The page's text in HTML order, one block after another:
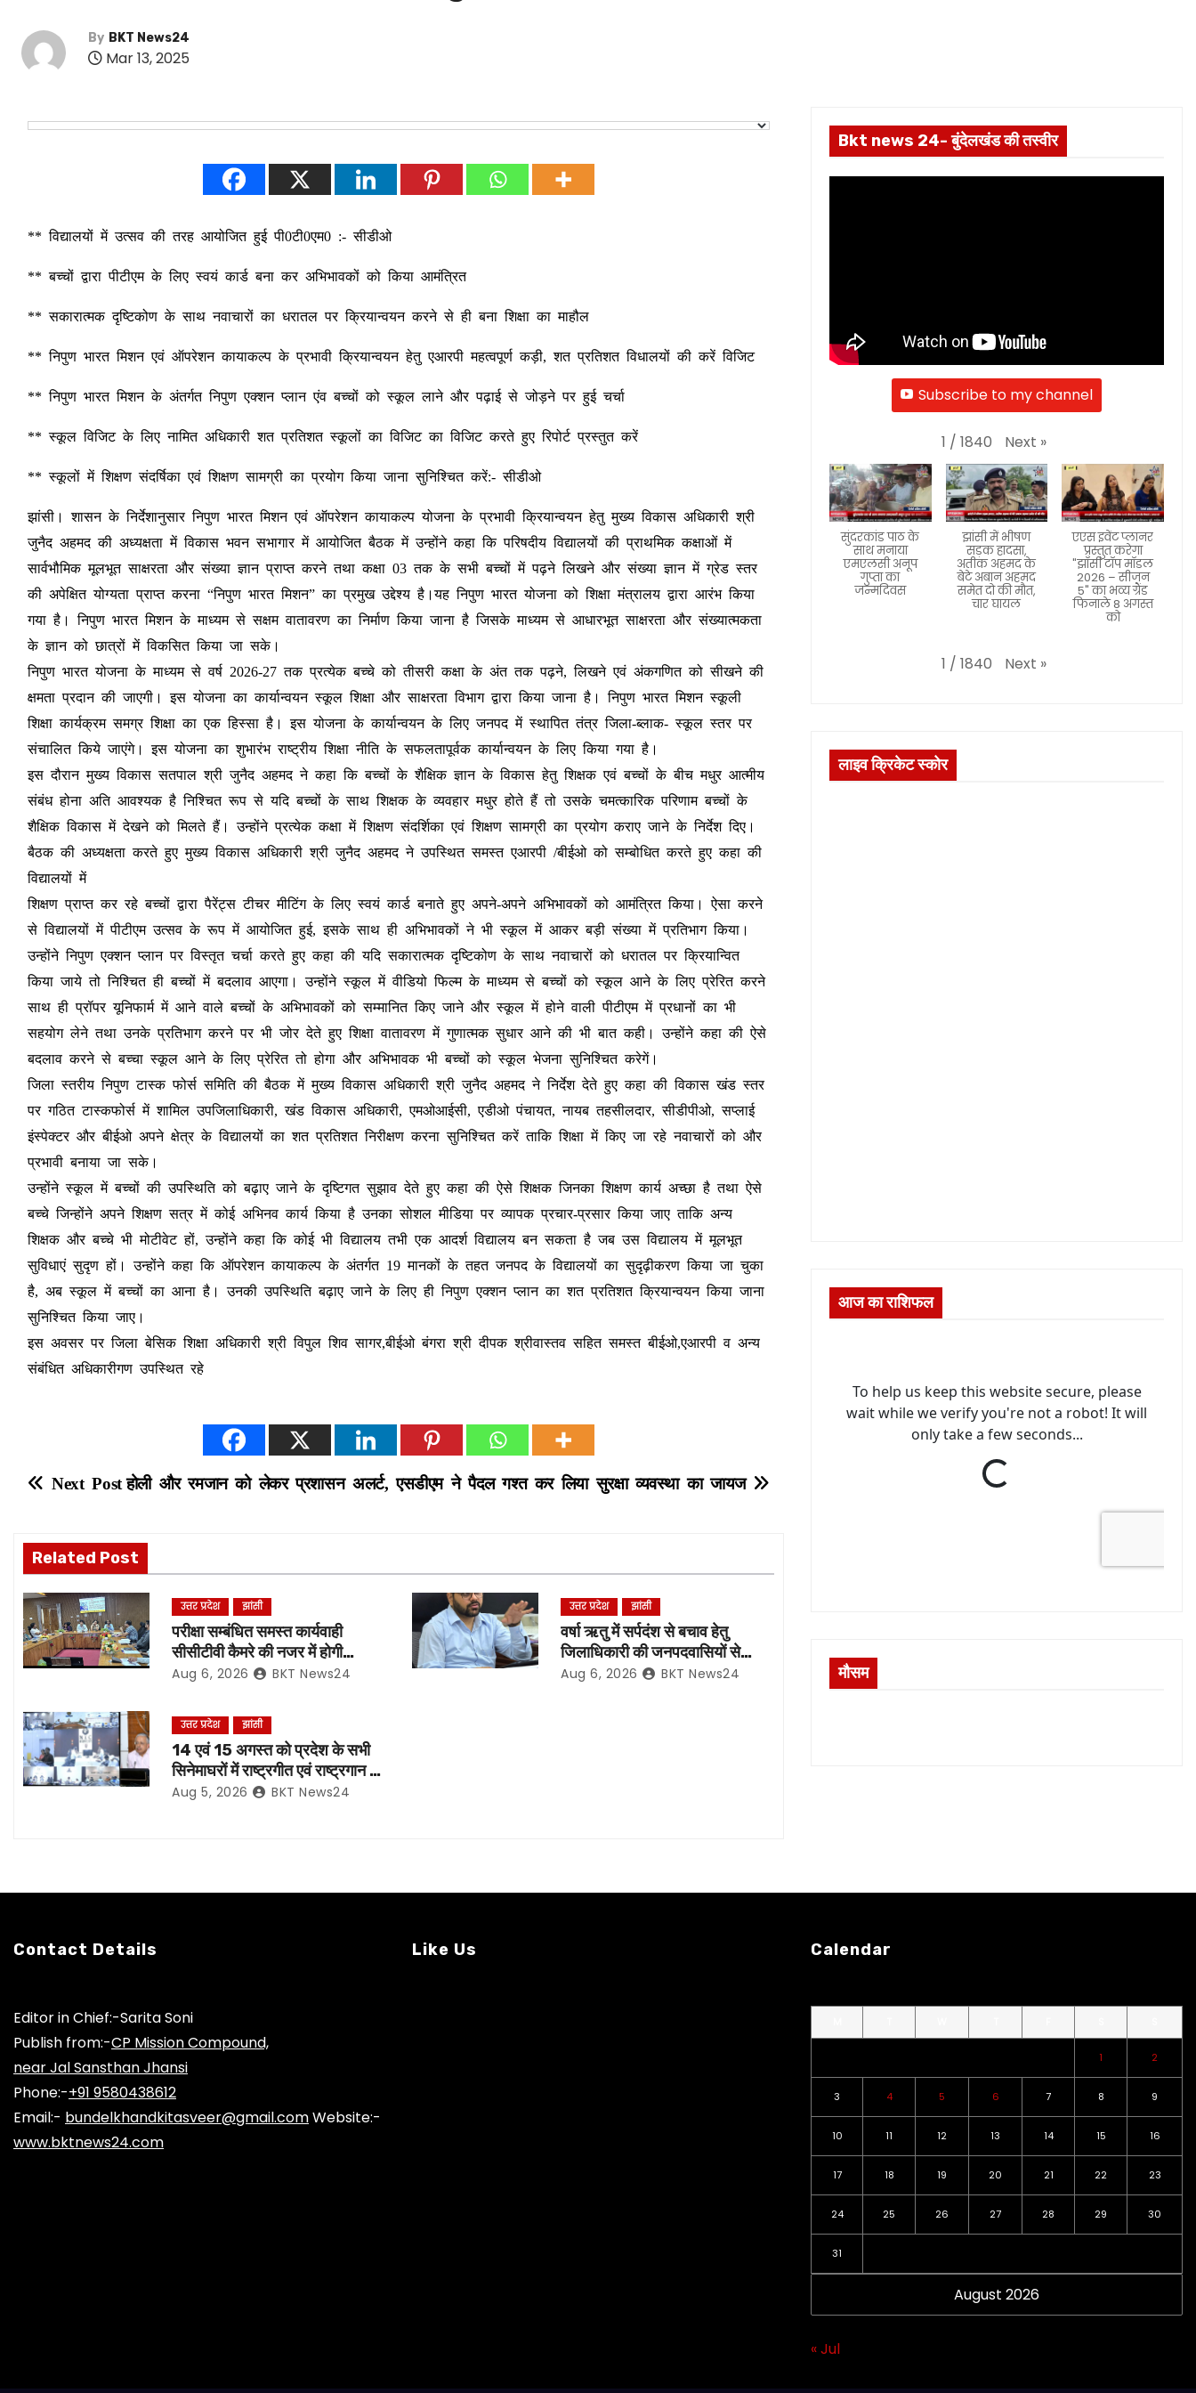
By BKT News24
Mar 13, 2025
** विद्यालयों में उत्सव की तरह आयोजित हुई पी0टी0एम0 :- सीडीओ
** बच्चों द्वारा पीटीएम के लिए स्वयं कार्ड बना कर अभिभावकों को किया आमंत्रित
** सकारात्मक दृष्टिकोण के साथ नवाचारों का धरातल पर क्रियान्वयन करने से ही बना शिक्षा का माहौल
** निपुण भारत मिशन एवं ऑपरेशन कायाकल्प के प्रभावी क्रियान्वयन हेतु एआरपी महत्वपूर्ण कड़ी, शत प्रतिशत विधालयों की करें विजिट
** निपुण भारत मिशन के अंतर्गत निपुण एक्शन प्लान एंव बच्चों को स्कूल लाने और पढ़ाई से जोड़ने पर हुई चर्चा
** स्कूल विजिट के लिए नामित अधिकारी शत प्रतिशत स्कूलों का विजिट का विजिट करते हुए रिपोर्ट प्रस्तुत करें
** स्कूलों में शिक्षण संदर्षिका एवं शिक्षण सामग्री का प्रयोग किया जाना सुनिश्चित करें:- सीडीओ
झांसी। शासन के निर्देशानुसार निपुण भारत मिशन एवं ऑपरेशन कायाकल्प योजना के प्रभावी क्रियान्वयन हेतु मुख्य विकास अधिकारी श्री
जुनैद अहमद की अध्यक्षता में विकास भवन सभागार में आयोजित बैठक में उन्होंने कहा कि परिषदीय विद्यालयों की प्राथमिक कक्षाओं में
सार्वभौमिक मूलभूत साक्षरता और संख्या ज्ञान प्राप्त करने तथा कक्षा 03 तक के सभी बच्चों में पढ़ने लिखने और संख्या ज्ञान में ग्रेड स्तर
की अपेक्षित योग्यता प्राप्त करना “निपुण भारत मिशन” का प्रमुख उद्देश्य है।यह निपुण भारत योजना को शिक्षा मंत्रालय द्वारा आरंभ किया
गया है। निपुण भारत मिशन के माध्यम से सक्षम वातावरण का निर्माण किया जाना है जिसके माध्यम से आधारभूत साक्षरता और संख्यात्मकता
के ज्ञान को छात्रों में विकसित किया जा सके।
निपुण भारत योजना के माध्यम से वर्ष 2026-27 तक प्रत्येक बच्चे को तीसरी कक्षा के अंत तक पढ़ने, लिखने एवं अंकगणित को सीखने की
क्षमता प्रदान की जाएगी। इस योजना का कार्यान्वयन स्कूल शिक्षा और साक्षरता विभाग द्वारा किया जाना है। निपुण भारत मिशन स्कूली
शिक्षा कार्यक्रम समग्र शिक्षा का एक हिस्सा है। इस योजना के कार्यान्वयन के लिए जनपद में स्थापित तंत्र जिला-ब्लाक- स्कूल स्तर पर
संचालित किये जाएंगे। इस योजना का शुभारंभ राष्ट्रीय शिक्षा नीति के सफलतापूर्वक कार्यान्वयन के लिए किया गया है।
इस दौरान मुख्य विकास सतपाल श्री जुनैद अहमद ने कहा कि बच्चों के शैक्षिक ज्ञान के विकास हेतु शिक्षक एवं बच्चों के बीच मधुर आत्मीय
संबंध होना अति आवश्यक है निश्चित रूप से यदि बच्चों के साथ शिक्षक के व्यवहार मधुर होते हैं तो उसके चमत्कारिक परिणाम बच्चों के
शैक्षिक विकास में देखने को मिलते हैं। उन्होंने प्रत्येक कक्षा में शिक्षण संदर्शिका एवं शिक्षण सामग्री का प्रयोग कराए जाने के निर्देश दिए।
बैठक की अध्यक्षता करते हुए मुख्य विकास अधिकारी श्री जुनैद अहमद ने उपस्थित समस्त एआरपी /बीईओ को सम्बोधित करते हुए कहा की
विद्यालयों में
शिक्षण प्राप्त कर रहे बच्चों द्वारा पैरेंट्स टीचर मीटिंग के लिए स्वयं कार्ड बनाते हुए अपने-अपने अभिभावकों को आमंत्रित किया। ऐसा करने
से विद्यालयों में पीटीएम उत्सव के रूप में आयोजित हुई, इसके साथ ही अभिभावकों ने भी स्कूल में आकर बड़ी संख्या में प्रतिभाग किया।
उन्होंने निपुण एक्शन प्लान पर विस्तृत चर्चा करते हुए कहा की यदि सकारात्मक दृष्टिकोण के साथ नवाचारों को धरातल पर क्रियान्वित
किया जाये तो निश्चित ही बच्चों में बदलाव आएगा। उन्होंने स्कूल में वीडियो फिल्म के माध्यम से बच्चों को स्कूल आने के लिए प्रेरित करने
साथ ही प्रॉपर यूनिफार्म में आने वाले बच्चों के अभिभावकों को सम्मानित किए जाने और स्कूल में होने वाली पीटीएम में प्रधानों का भी
सहयोग लेने तथा उनके प्रतिभाग करने पर भी जोर देते हुए शिक्षा वातावरण में गुणात्मक सुधार आने की भी बात कही। उन्होंने कहा की ऐसे
बदलाव करने से बच्चा स्कूल आने के लिए प्रेरित तो होगा और अभिभावक भी बच्चों को स्कूल भेजना सुनिश्चित करेगें।
जिला स्तरीय निपुण टास्क फोर्स समिति की बैठक में मुख्य विकास अधिकारी श्री जुनैद अहमद ने निर्देश देते हुए कहा की विकास खंड स्तर
पर गठित टास्कफोर्स में शामिल उपजिलाधिकारी, खंड विकास अधिकारी, एमओआईसी, एडीओ पंचायत, नायब तहसीलदार, सीडीपीओ, सप्लाई
इंस्पेक्टर और बीईओ अपने क्षेत्र के विद्यालयों का शत प्रतिशत निरीक्षण करना सुनिश्चित करें ताकि शिक्षा में किए जा रहे नवाचारों को और
प्रभावी बनाया जा सके।
उन्होंने स्कूल में बच्चों की उपस्थिति को बढ़ाए जाने के दृष्टिगत सुझाव देते हुए कहा की ऐसे शिक्षक जिनका शिक्षण कार्य अच्छा है तथा ऐसे
बच्चे जिन्होंने अपने शिक्षण सत्र में कोई अभिनव कार्य किया है उनका सोशल मीडिया पर व्यापक प्रचार-प्रसार किया जाए ताकि अन्य
शिक्षक और बच्चे भी मोटीवेट हों, उन्होंने कहा कि कोई भी विद्यालय तभी एक आदर्श विद्यालय बन सकता है जब उस विद्यालय में मूलभूत
सुविधाएं सुदृण हों। उन्होंने कहा कि ऑपरेशन कायाकल्प के अंतर्गत 19 मानकों के तहत जनपद के विद्यालयों का सुदृढ़ीकरण किया जा चुका
है, अब स्कूल में बच्चों का आना है। उनकी उपस्थिति बढ़ाए जाने के लिए ही निपुण एक्शन प्लान का शत प्रतिशत क्रियान्वयन किया जाना
सुनिश्चित किया जाए।
इस अवसर पर जिला बेसिक शिक्षा अधिकारी श्री विपुल शिव सागर,बीईओ बंगरा श्री दीपक श्रीवास्तव सहित समस्त बीईओ,एआरपी व अन्य
संबंधित अधिकारीगण उपस्थित रहे
P
s
t
n
a
v
i
g
i
o
होली और रमजान को लेकर प्रशासन अलर्ट, एसडीएम ने पैदल गश्त कर लिया सुरक्षा व्यवस्था का जायज
Next Post
Related Post
उत्तर प्रदेश झांसी
परीक्षा सम्बंधित समस्त कार्यवाही
सीसीटीवी कैमरे की नजर में होगी
संपादित, रिकॉर्डिंग भी रहेगी सुरक्षित:-
Aug 6, 2026 BKT News24
उत्तर प्रदेश झांसी
वर्षा ऋतु में सर्पदंश से बचाव हेतु
जिलाधिकारी की जनपदवासियों से
अपील*
Aug 6, 2026 BKT News24
उत्तर प्रदेश झांसी
14 एवं 15 अगस्त को प्रदेश के सभी
सिनेमाघरों में राष्ट्रगीत एवं राष्ट्रगान का
हो अनिवार्य प्रसारण:- मुख्य सचिव*
Aug 5, 2026 BKT News24
Bkt news 24- बुंदेलखंड की तस्वीर
Subscribe to my channel
1 / 1840 Next »
सुंदरकांड पाठ के
साथ मनाया
एमएलसी अनूप
गुप्ता का
जन्मदिवस
झांसी में भीषण
सड़क हादसा,
अतीक अहमद के
बेटे अबान अहमद
समेत दो की मौत,
चार घायल
एएस इवेंट प्लानर
प्रस्तुत करेगा
"झाँसी टॉप मॉडल
2026 – सीजन
5" का भव्य ग्रैंड
फिनाले 8 अगस्त
को
1 / 1840 Next »
लाइव क्रिकेट स्कोर
आज का राशिफल
मौसम
Contact Details
Editor in Chief:-Sarita Soni
Publish from:-CP Mission Compound,
near Jal Sansthan Jhansi
Phone:-+91 9580438612
Email:- bundelkhandkitasveer@gmail.comWebsite:-
www.bktnews24.com
Like Us Calendar
August 2026
1 2
3 4 5 6 7 8 9
10 11 12 13 14 15 16
17 18 19 20 21 22 23
24 25 26 27 28 29 30
31
« Jul